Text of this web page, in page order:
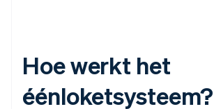
Hoe werkt het
éénloketsysteem?